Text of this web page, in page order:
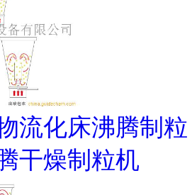
流化床沸腾制粒
干燥制粒机